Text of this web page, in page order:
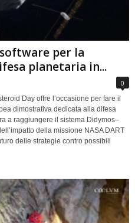
per la
planetaria in...
0
Day offre l’occasione per fare il
dimostrativa dedicata alla difesa
a raggiungere il sistema Didymos–
della missione NASA DART
delle strategie contro possibili